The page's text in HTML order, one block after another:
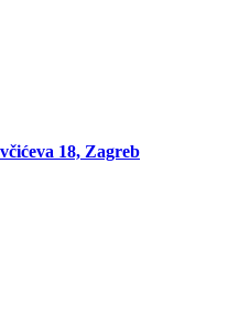
18, Zagreb